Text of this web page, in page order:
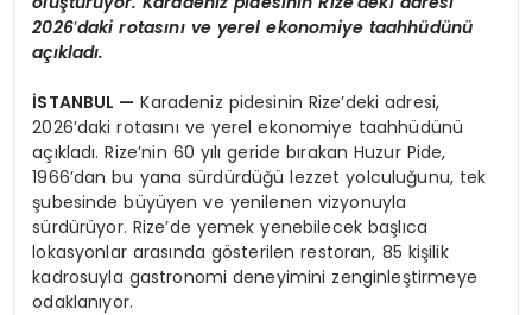
2026’daki rotasını ve yerel ekonomiye taahhüdünü
açıkladı.
İSTANBUL — Karadeniz pidesinin Rize’deki adresi,
2026’daki rotasını ve yerel ekonomiye taahhüdünü
açıkladı. Rize’nin 60 yılı geride bırakan Huzur Pide,
1966’dan bu yana sürdürdüğü lezzet yolculuğunu, tek
şubesinde büyüyen ve yenilenen vizyonuyla
sürdürüyor. Rize’de yemek yenebilecek başlıca
lokasyonlar arasında gösterilen restoran, 85 kişilik
kadrosuyla gastronomi deneyimini zenginleştirmeye
odaklanıyor.